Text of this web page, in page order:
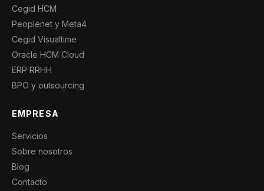
Cegid HCM
Peoplenet y Meta4
Cegid Visualtime
Oracle HCM Cloud
ERP RRHH
BPO y outsourcing
EMPRESA
Servicios
Sobre nosotros
Blog
Contacto